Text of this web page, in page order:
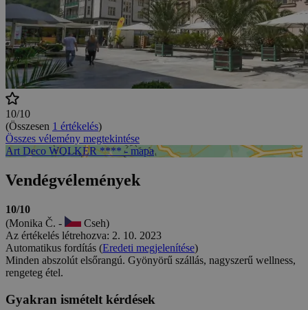
10/10
(Összesen 1 értékelés)
Összes vélemény megtekintése
Art Deco WOLKER **** - mapa
Vendégvélemények
10/10
(Monika Č. -
Cseh)
Az értékelés létrehozva: 2. 10. 2023
Automatikus fordítás (Eredeti megjelenítése)
Minden abszolút elsőrangú. Gyönyörű szállás, nagyszerű wellness,
rengeteg étel.
Gyakran ismételt kérdések